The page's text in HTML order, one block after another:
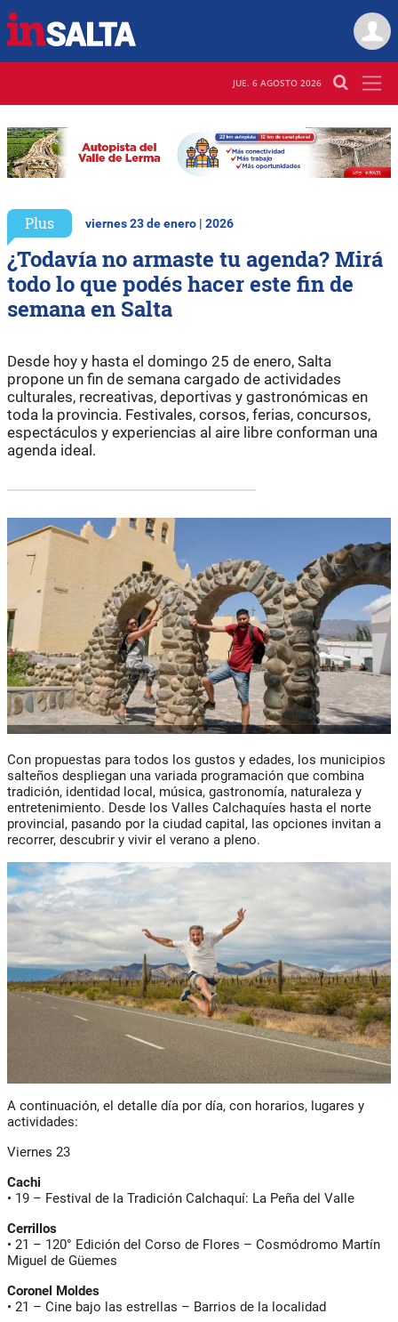
JUE. 6 AGOSTO 2026
Plus viernes 23 de enero | 2026
¿Todavía no armaste tu agenda? Mirá
todo lo que podés hacer este fin de
semana en Salta
Desde hoy y hasta el domingo 25 de enero, Salta
propone un fin de semana cargado de actividades
culturales, recreativas, deportivas y gastronómicas en
toda la provincia. Festivales, corsos, ferias, concursos,
espectáculos y experiencias al aire libre conforman una
agenda ideal.
Con propuestas para todos los gustos y edades, los municipios
salteños despliegan una variada programación que combina
tradición, identidad local, música, gastronomía, naturaleza y
entretenimiento. Desde los Valles Calchaquíes hasta el norte
provincial, pasando por la ciudad capital, las opciones invitan a
recorrer, descubrir y vivir el verano a pleno.
A continuación, el detalle día por día, con horarios, lugares y
actividades:
Viernes 23
Cachi
• 19 – Festival de la Tradición Calchaquí: La Peña del Valle
Cerrillos
• 21 – 120° Edición del Corso de Flores – Cosmódromo Martín
Miguel de Güemes
Coronel Moldes
• 21 – Cine bajo las estrellas – Barrios de la localidad